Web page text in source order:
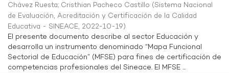
Chávez Ruesta; Cristhian Pacheco Castillo (Sistema Nacional
de Evaluación, Acreditación y Certificación de la Calidad
Educativa - SINEACE, 2022-10-19)
El presente documento describe al sector Educación y
desarrolla un instrumento denominado “Mapa Funcional
Sectorial de Educación” (MFSE) para fines de certificación de
competencias profesionales del Sineace. El MFSE ...